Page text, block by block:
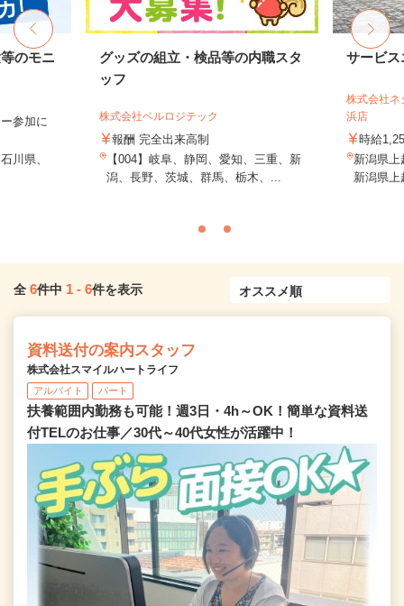
のモニ
参加に
川県、
グッズの組立・検品等の内職スタ
ッフ
株式会社ベルロジテック
報酬 完全出来高制
【004】岐阜、静岡、愛知、三重、新
潟、長野、茨城、群馬、栃木、...
サービス
株式会社
浜店
時給
新潟県上
新潟県
全 6件中 1 - 6件を表示
資料送付の案内スタッフ
株式会社スマイルハートライフ
アルバイト パート
扶養範囲内勤務も可能！週3日・4h～OK！簡単な資料送
付TELのお仕事／30代～40代女性が活躍中！